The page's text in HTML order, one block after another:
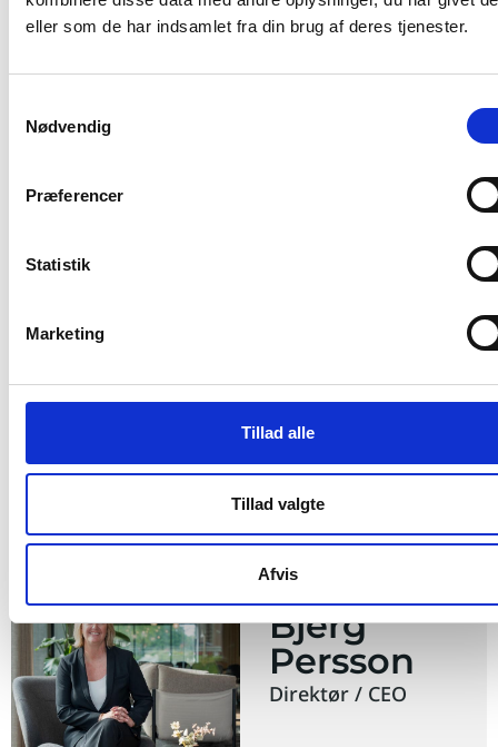
eller som de har indsamlet fra din brug af deres tjenester.
Nødvendig
Præferencer
Statistik
Marketing
Tillad alle
Tillad valgte
Afvis
Borupvang 3,
2750 Ballerup
Etage:
Pladser: 3 (max)
Overtagelsestidspunkt: Efter aftale
Leje fra 3100DKK pr. plads
Book fremvisning
Henriette
Bjerg
Persson
Direktør / CEO